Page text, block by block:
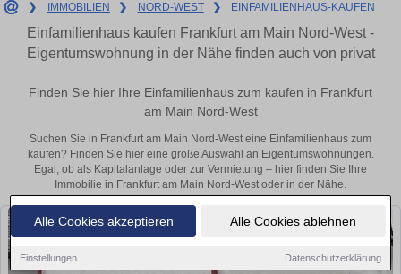
Alle Cookies akzeptieren Alle Cookies ablehnen
Einstellungen Datenschutzerklärung
❯ IMMOBILIEN ❯ NORD-WEST ❯ EINFAMILIENHAUS-KAUFEN
Einfamilienhaus kaufen Frankfurt am Main Nord-West -
Eigentumswohnung in der Nähe finden auch von privat
Finden Sie hier Ihre Einfamilienhaus zum kaufen in Frankfurt
am Main Nord-West
Suchen Sie in Frankfurt am Main Nord-West eine Einfamilienhaus zum
kaufen? Finden Sie hier eine große Auswahl an Eigentumswohnungen.
Egal, ob als Kapitalanlage oder zur Vermietung – hier finden Sie Ihre
Immobilie in Frankfurt am Main Nord-West oder in der Nähe.